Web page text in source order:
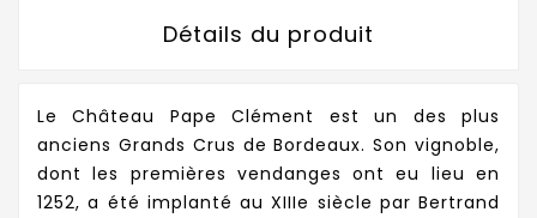
Détails du produit
Le Château Pape Clément est un des plus
anciens Grands Crus de Bordeaux. Son vignoble,
dont les premières vendanges ont eu lieu en
1252, a été implanté au XIIIe siècle par Bertrand